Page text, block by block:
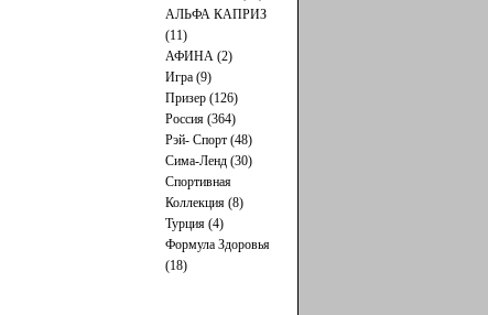
АЛЬФА КАПРИЗ
(11)
АФИНА (2)
Игра (9)
Призер (126)
Россия (364)
Рэй- Cпорт (48)
Сима-Ленд (30)
Спортивная
Коллекция (8)
Турция (4)
Формула Здоровья
(18)